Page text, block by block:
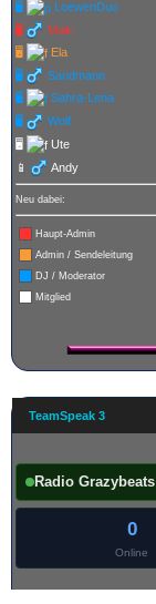
🖥️
LoewenDuo
🖥️
Maik
🖥️
Ela
🖥️
Sandmann
🖥️
Sahra-Lena
🖥️
Wolf
🖥️
Ute
📱
Andy
Neu dabei:
Haupt-Admin
Admin / Sendeleitung
DJ / Moderator
Mitglied
TeamSpeak 3
Radio Grazybeats
0
Online